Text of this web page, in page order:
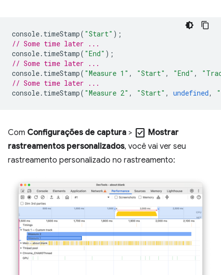
console. timeStamp( "Start" );
// Some time later ...
console. timeStamp( "End" );
// Some time later ...
console. timeStamp( "Measure 1" , "Start" , "End" ,
// Some time later ...
console. timeStamp( "Measure 2" , "Start" , undefined,
Com Configurações de captura > check_box Mostrar
rastreamentos personalizados, você vai ver seu
rastreamento personalizado no rastreamento: